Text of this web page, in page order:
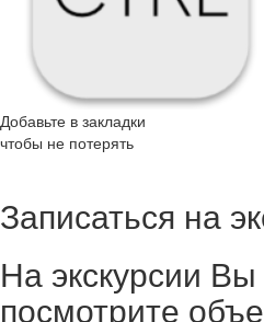
Добавьте в закладки
чтобы не потерять
Записаться на
На экскурсии
посмотрите